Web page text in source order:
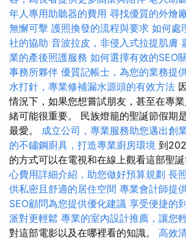
年人專用助聽器的費用 尋找優質的外燴
無懈可擊 護照換發的流程與要求 如何處
社的協助 音波拉皮，非侵入式拉提肌膚
業的產後照護服務 如何選擇有效的SEO
事務所夥伴 優質記帳士，為您的業務提
水打針，專業修補漏水源頭的有效方法
情況下，如果您想嘗試朋友，甚至在專
緒可能很重要。 民族燈籠的聖誕節假期
最愛。 成立公司，專業服務助您邁出創
的不鏽鋼廚具，打造專業廚房環境 到
的方式可以在電視和在線上觀看這部聖誕
心費用詳細介紹，助您做好預算規劃 長
供私密且舒適的居住空間 專業會計師提
SEO顧問為您提供優化建議 享受便捷的
派對更輕鬆 專業的室內設計推薦，讓您
對這部電影以及在哪裡看的知識。 高效